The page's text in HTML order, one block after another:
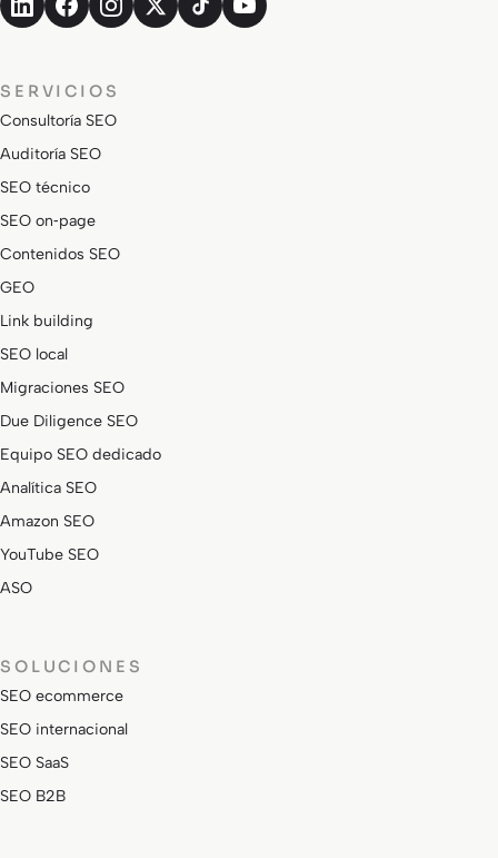
SERVICIOS
Consultoría SEO
Auditoría SEO
SEO técnico
SEO on‑page
Contenidos SEO
GEO
Link building
SEO local
Migraciones SEO
Due Diligence SEO
Equipo SEO dedicado
Analítica SEO
Amazon SEO
YouTube SEO
ASO
SOLUCIONES
SEO ecommerce
SEO internacional
SEO SaaS
SEO B2B